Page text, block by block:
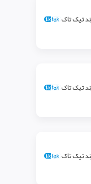
تیک‌ تاک
تیک‌ تاک
تیک‌ تاک